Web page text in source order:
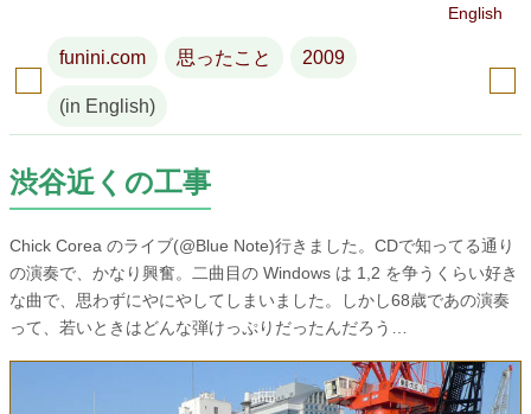
English
funini.com 思ったこと 2009
(in English)
渋谷近くの工事
Chick Corea のライブ(@Blue Note)行きました。CDで知ってる通り
の演奏で、かなり興奮。二曲目の Windows は 1,2 を争うくらい好き
な曲で、思わずにやにやしてしまいました。しかし68歳であの演奏
って、若いときはどんな弾けっぷりだったんだろう…